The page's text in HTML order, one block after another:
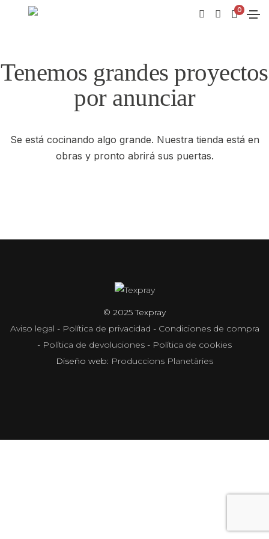
0
Tenemos grandes proyectos
por anunciar
Se está cocinando algo grande. Nuestra tienda está en
obras y pronto abrirá sus puertas.
© 2025 Texpray
Aviso legal - Política de privacidad - Condiciones de compra
- Política de devoluciones - Política de cookies
Diseño web: Produccions Planetàries